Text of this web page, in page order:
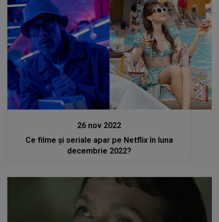
Stiri
26 nov 2022
Ce filme și seriale apar pe Netflix în luna
decembrie 2022?